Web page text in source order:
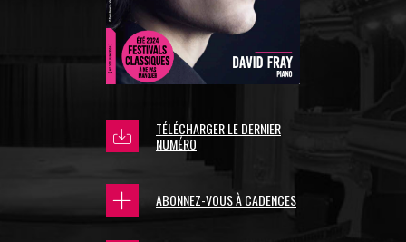
TÉLÉCHARGER LE DERNIER
NUMÉRO
ABONNEZ-VOUS À CADENCES